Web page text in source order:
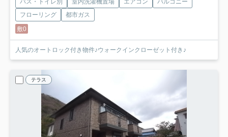
バス・トイレ別 室内洗濯機置場 エアコン
バルコニー
フローリング
都市ガス
敷0
人気のオートロック付き物件♪ウォークインクローゼット付き♪
テラス